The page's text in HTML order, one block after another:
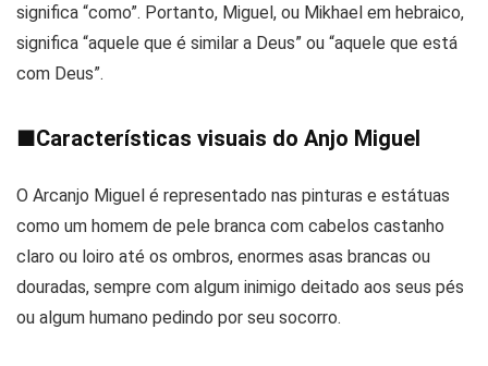
significa “como”. Portanto, Miguel, ou Mikhael em hebraico,
significa “aquele que é similar a Deus” ou “aquele que está
com Deus”.
■Características visuais do Anjo Miguel
O Arcanjo Miguel é representado nas pinturas e estátuas
como um homem de pele branca com cabelos castanho
claro ou loiro até os ombros, enormes asas brancas ou
douradas, sempre com algum inimigo deitado aos seus pés
ou algum humano pedindo por seu socorro.